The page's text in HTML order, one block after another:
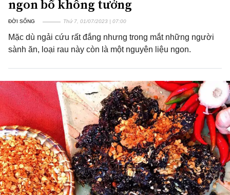
ngon bổ không tưởng
ĐỜI SỐNG Thứ 7, 01/07/2023 | 07:00
Mặc dù ngải cứu rất đắng nhưng trong mắt những người
sành ăn, loại rau này còn là một nguyên liệu ngon.